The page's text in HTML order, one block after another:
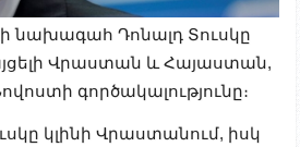
նախագահ Դոնալդ Տուսկը
Վրաստան և Հայաստան,
գործակալությունը։
կլինի Վրաստանում, իսկ